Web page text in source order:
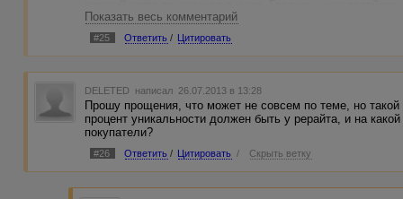
Показать весь комментарий
#25 Ответить / Цитировать
DELETED написал 26.07.2013 в 13:28
Прошу прощения, что может не совсем по теме, но
процент уникальности должен быть у рерайта, и на
покупатели?
#26 Ответить / Цитировать / Скрыть ветку